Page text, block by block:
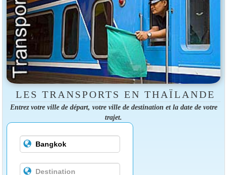
LES TRANSPORTS EN THAÏLANDE
Entrez votre ville de départ, votre ville de destination et la date de votre
trajet.